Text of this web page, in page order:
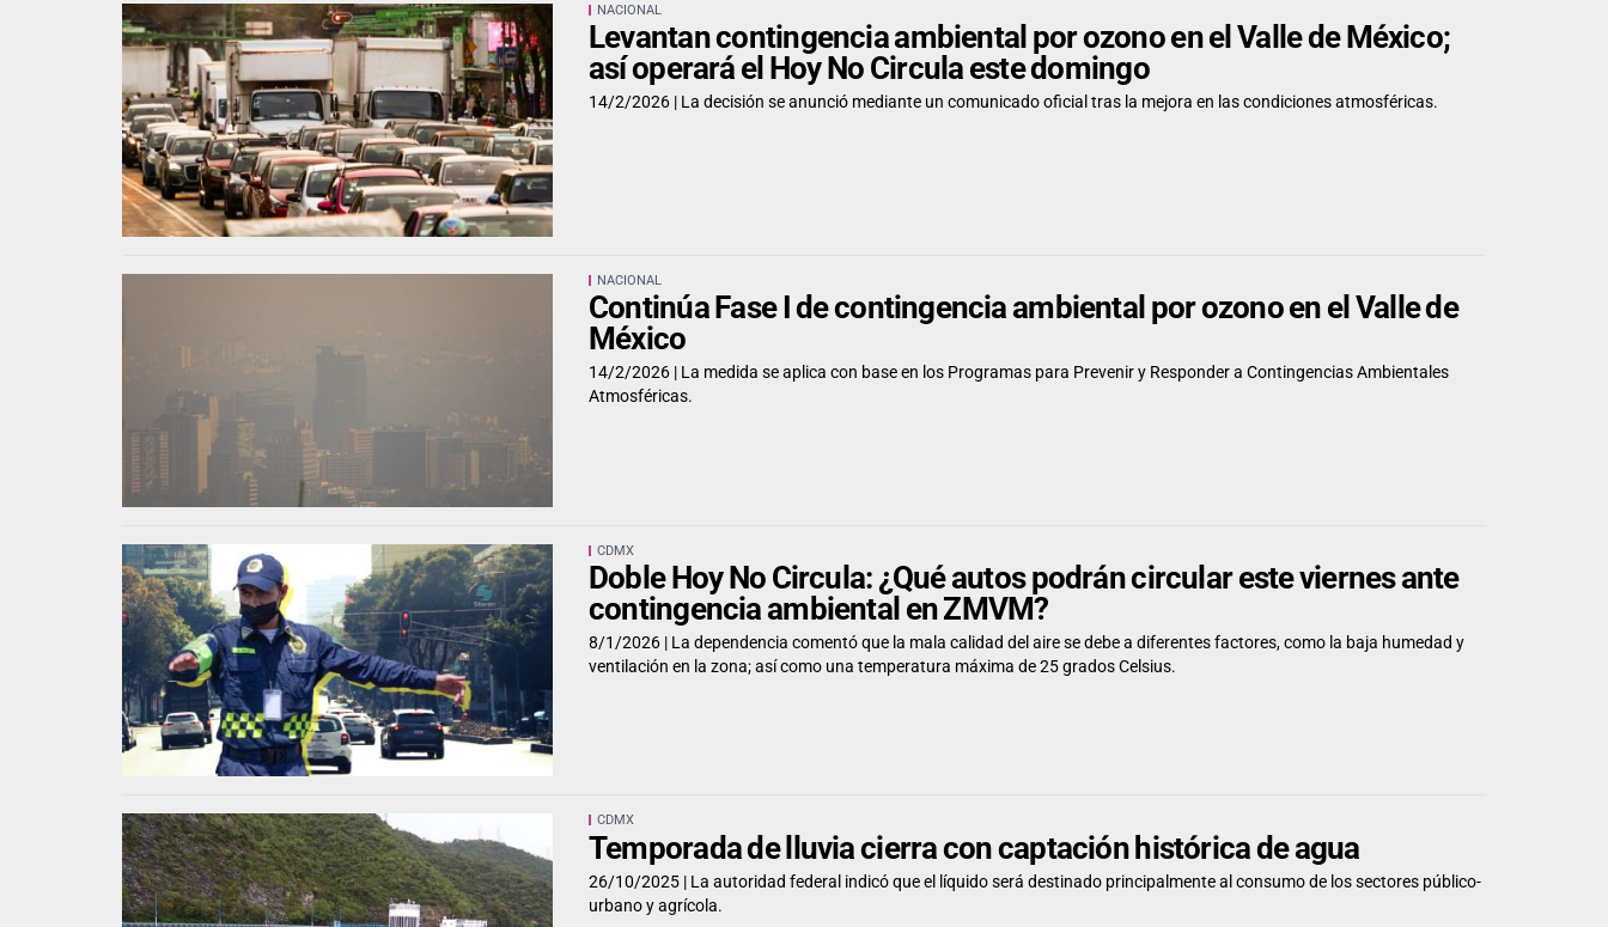
NACIONAL
Levantan contingencia ambiental por ozono en el Valle de México;
así operará el Hoy No Circula este domingo
14/2/2026 | La decisión se anunció mediante un comunicado oficial tras la mejora en las condiciones atmosféricas.
NACIONAL
Continúa Fase I de contingencia ambiental por ozono en el Valle de
México
14/2/2026 | La medida se aplica con base en los Programas para Prevenir y Responder a Contingencias Ambientales
Atmosféricas.
CDMX
Doble Hoy No Circula: ¿Qué autos podrán circular este viernes ante
contingencia ambiental en ZMVM?
8/1/2026 | La dependencia comentó que la mala calidad del aire se debe a diferentes factores, como la baja humedad y
ventilación en la zona; así como una temperatura máxima de 25 grados Celsius.
CDMX
Temporada de lluvia cierra con captación histórica de agua
26/10/2025 | La autoridad federal indicó que el líquido será destinado principalmente al consumo de los sectores público-
urbano y agrícola.